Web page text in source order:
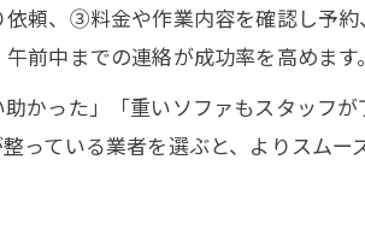
頼、③料金や作業内容を確認し予
前中までの連絡が成功率を高めます。
かった」「重いソファもスタッフ
ている業者を選ぶと、よりスムー